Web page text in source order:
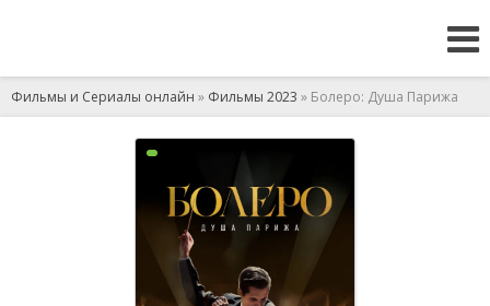
Фильмы и Сериалы онлайн » Фильмы 2023 » Болеро: Душа Парижа